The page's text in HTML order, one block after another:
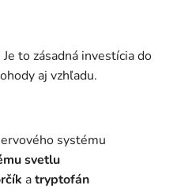
to zásadná investícia do
aj vzhľadu.
systému
svetlu
atryptofán